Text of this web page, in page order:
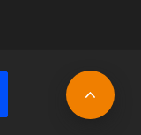
Maggioli Spa -
Cookie policy